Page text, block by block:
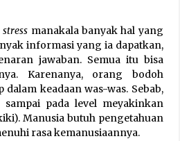
stress manakala banyak hal yang
informasi yang ia dapatkan,
jawaban. Semua itu bisa
Karenanya, orang bodoh
keadaan was-was. Sebab,
sampai pada level meyakinkan
Manusia butuh pengetahuan
rasa kemanusiaannya.